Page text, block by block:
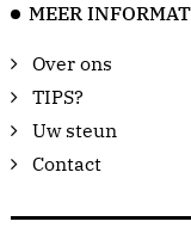
MEER
Over ons
TIPS?
Uw steun
Contact